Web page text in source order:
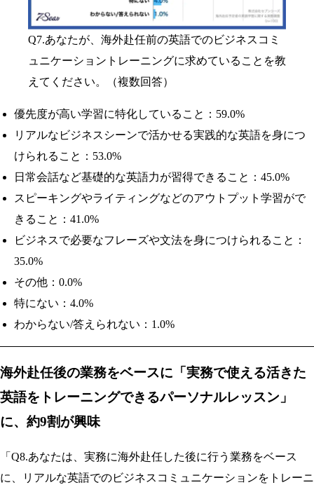
Q7.あなたが、海外赴任前の英語でのビジネスコミ
ュニケーショントレーニングに求めていることを教
えてください。（複数回答）
優先度が高い学習に特化していること：59.0%
リアルなビジネスシーンで活かせる実践的な英語を身につ
けられること：53.0%
日常会話など基礎的な英語力が習得できること：45.0%
スピーキングやライティングなどのアウトプット学習がで
きること：41.0%
ビジネスで必要なフレーズや文法を身につけられること：
35.0%
その他：0.0%
特にない：4.0%
わからない/答えられない：1.0%
海外赴任後の業務をベースに「実務で使える活きた
英語をトレーニングできるパーソナルレッスン」
に、約9割が興味
「Q8.あなたは、実務に海外赴任した後に行う業務をベース
に、リアルな英語でのビジネスコミュニケーションをトレーニ